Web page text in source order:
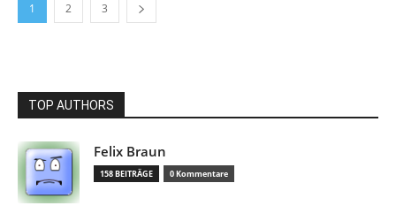
1 2 3
TOP AUTHORS
Felix Braun
158 BEITRÄGE 0 Kommentare